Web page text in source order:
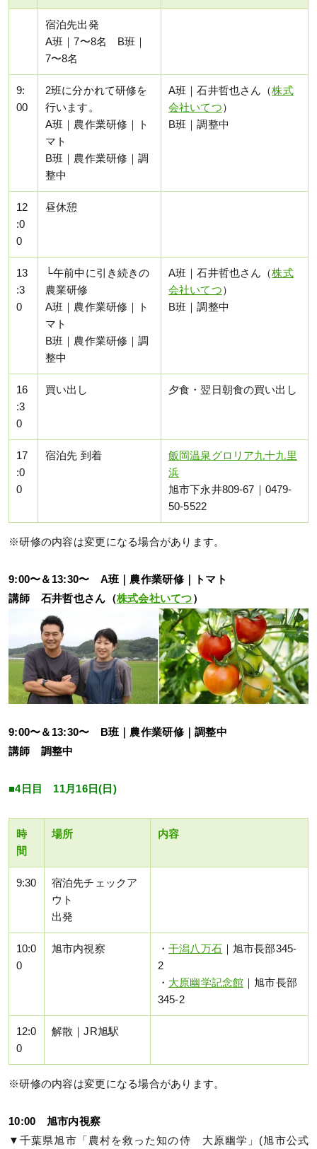
宿泊先出発
A班｜7〜8名 B班｜
7〜8名
9:
00
2班に分かれて研修を
行います。
A班｜農作業研修｜ト
マト
B班｜農作業研修｜調
整中
A班｜石井哲也さん（株式
会社いてつ）
B班｜調整中
12
:0
0
昼休憩
13
:3
0
└午前中に引き続きの
農業研修
A班｜農作業研修｜ト
マト
B班｜農作業研修｜調
整中
A班｜石井哲也さん（株式
会社いてつ）
B班｜調整中
16
:3
0
買い出し 夕食・翌日朝食の買い出し
17
:0
0
宿泊先 到着
飯岡温泉グロリア九十九里
浜
旭市下永井809-67｜0479-
50-5522
※研修の内容は変更になる場合があります。
9:00〜＆13:30〜 A班｜農作業研修｜トマト
講師 石井哲也さん（株式会社いてつ）
9:00〜＆13:30〜 B班｜農作業研修｜調整中
講師 調整中
■4日目 11月16日(日)
時
間
場所 内容
9:30
宿泊先チェックア
ウト
出発
10:0
0
旭市内視察 ・干潟八万石｜旭市長部345-
2
・ 大原幽学記念館 ｜旭市長部
345-2
12:0
0
解散｜JR旭駅
※研修の内容は変更になる場合があります。
10:00 旭市内視察
▼千葉県旭市「農村を救った知の侍 大原幽学」(旭市公式